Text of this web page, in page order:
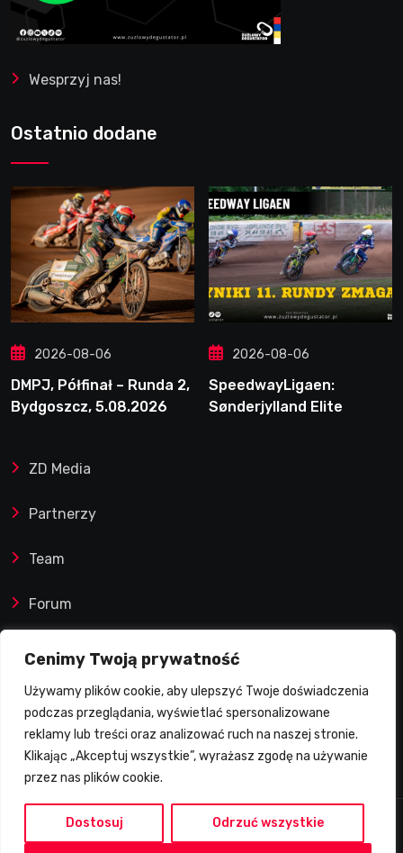
Cenimy Twoją prywatność
Używamy plików cookie, aby ulepszyć Twoje doświadczenia
podczas przeglądania, wyświetlać spersonalizowane
reklamy lub treści oraz analizować ruch na naszej stronie.
Klikając „Akceptuj wszystkie”, wyrażasz zgodę na używanie
przez nas plików cookie.
Dostosuj Odrzuć wszystkie
Wesprzyj nas!
Ostatnio dodane
2026-08-06
DMPJ, Półfinał – Runda 2,
Bydgoszcz, 5.08.2026
2026-08-06
SpeedwayLigaen:
Sønderjylland Elite
ZD Media
Partnerzy
Team
Forum
Reklamy i współprace
Prawa autorskie
Polityka Prywatności